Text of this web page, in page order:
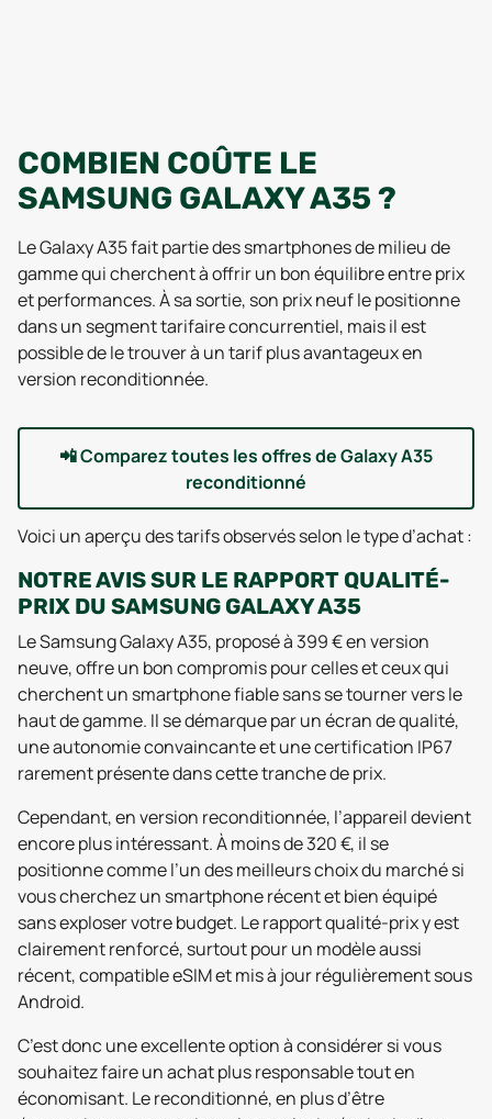
COMBIEN COÛTE LE
SAMSUNG GALAXY A35 ?
Le Galaxy A35 fait partie des smartphones de milieu de
gamme qui cherchent à offrir un bon équilibre entre prix
et performances. À sa sortie, son prix neuf le positionne
dans un segment tarifaire concurrentiel, mais il est
possible de le trouver à un tarif plus avantageux en
version reconditionnée.
📲Comparez toutes les offres de Galaxy A35
reconditionné
Voici un aperçu des tarifs observés selon le type d’achat :
NOTRE AVIS SUR LE RAPPORT QUALITÉ-
PRIX DU SAMSUNG GALAXY A35
Le Samsung Galaxy A35, proposé à 399 € en version
neuve, offre un bon compromis pour celles et ceux qui
cherchent un smartphone fiable sans se tourner vers le
haut de gamme. Il se démarque par un écran de qualité,
une autonomie convaincante et une certification IP67
rarement présente dans cette tranche de prix.
Cependant, en version reconditionnée, l’appareil devient
encore plus intéressant. À moins de 320 €, il se
positionne comme l’un des meilleurs choix du marché si
vous cherchez un smartphone récent et bien équipé
sans exploser votre budget. Le rapport qualité-prix y est
clairement renforcé, surtout pour un modèle aussi
récent, compatible eSIM et mis à jour régulièrement sous
Android.
C’est donc une excellente option à considérer si vous
souhaitez faire un achat plus responsable tout en
économisant. Le reconditionné, en plus d’être